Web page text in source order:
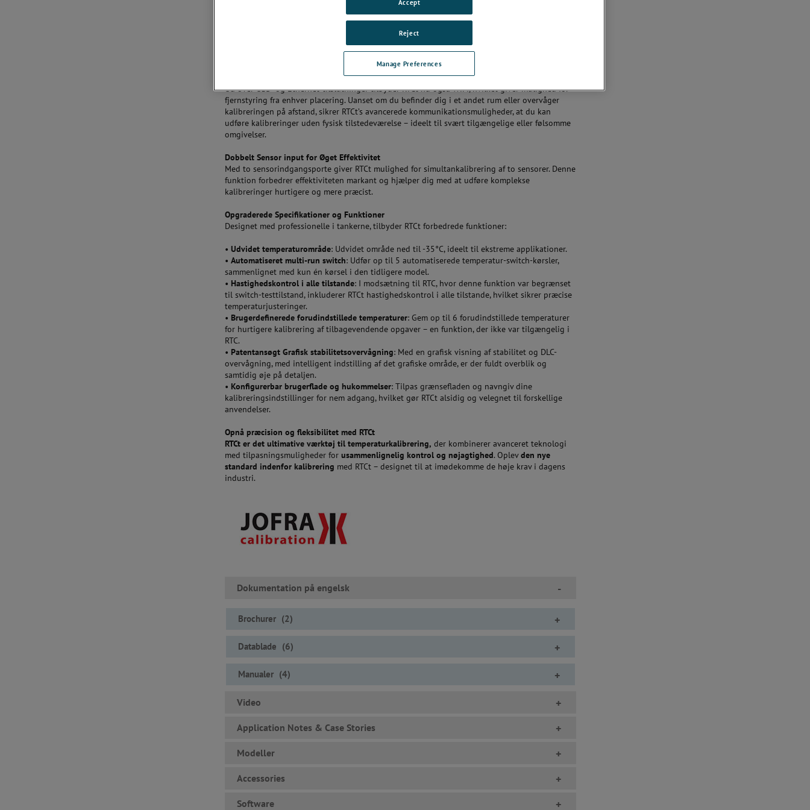
Forbedret Display og Intuitiv Touchskærm
RTCt er udstyret med en stor, tydelig skærm med touch, som tilbyder tilpasningsmuligheder og
giver dig mulighed for at optimere dine kalibreringsopgaver, reducere opsætningstid og
Udvidet Tilslutning til Fjernadgang
Ud over USB- og Ethernet-tilslutninger tilbyder RTCt nu også WiFi, hvilket giver mulighed for
fjernstyring fra enhver placering. Uanset om du befinder dig i et andet rum eller overvåger
kalibreringen på afstand, sikrer RTCt’s avancerede kommunikationsmuligheder, at du kan
udføre kalibreringer uden fysisk tilstedeværelse – ideelt til svært tilgængelige eller følsomme
omgivelser.
Dobbelt Sensor input for Øget Effektivitet
Med to sensorindgangsporte giver RTCt mulighed for simultankalibrering af to sensorer. Denne
funktion forbedrer effektiviteten markant og hjælper dig med at udføre komplekse
kalibreringer hurtigere og mere præcist.
Opgraderede Specifikationer og Funktioner
Designet med professionelle i tankerne, tilbyder RTCt forbedrede funktioner:
•Udvidet temperaturområde: Udvidet område ned til -35°C, ideelt til ekstreme applikationer.
•Automatiseret multi-run switch: Udfør op til 5 automatiserede temperatur-switch-kørsler,
sammenlignet med kun én kørsel i den tidligere model.
• Hastighedskontrol i alle tilstande: I modsætning til RTC, hvor denne funktion var begrænset
til switch-testtilstand, inkluderer RTCt hastighedskontrol i alle tilstande, hvilket sikrer præcise
temperaturjusteringer.
• Brugerdefinerede forudindstillede temperaturer: Gem op til 6 forudindstillede temperaturer
for hurtigere kalibrering af tilbagevendende opgaver – en funktion, der ikke var tilgængelig i
RTC.
• Patentansøgt Grafisk stabilitetsovervågning: Med en grafisk visning af stabilitet og DLC-
overvågning, med intelligent indstilling af det grafiske område, er der fuldt overblik og
samtidig øje på detaljen.
• Konfigurerbar brugerflade og hukommelser: Tilpas grænsefladen og navngiv dine
kalibreringsindstillinger for nem adgang, hvilket gør RTCt alsidig og velegnet til forskellige
anvendelser.
Opnå præcision og fleksibilitet med RTCt
RTCt er det ultimative værktøj til temperaturkalibrering, der kombinerer avanceret teknologi
med tilpasningsmuligheder forusammenlignelig kontrol og nøjagtighed. Oplevden nye
standard indenfor kalibrering med RTCt – designet til at imødekomme de høje krav i dagens
industri.
Dokumentation på engelsk -
Brochurer (2) +
Datablade (6) +
Manualer (4) +
Video +
Application Notes & Case Stories +
Modeller +
Accessories +
Software +
Manage Preferences
Reject
Accept